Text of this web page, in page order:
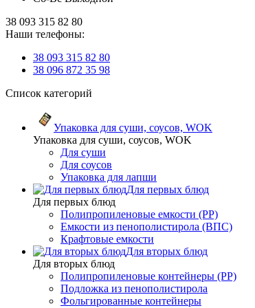
38 093 315 82 80
Наши телефоны:
38 093 315 82 80
38 096 872 35 98
Список категорий
Упаковка для суши, соусов, WOK
Упаковка для суши, соусов, WOK
Для суши
Для соусов
Упаковка для лапши
Для первых блюд
Для первых блюд
Полипропиленовые емкости (PP)
Емкости из пенополистирола (ВПС)
Крафтовые емкости
Для вторых блюд
Для вторых блюд
Полипропиленовые контейнеры (PP)
Подложка из пенополистирола
Фольгированные контейнеры